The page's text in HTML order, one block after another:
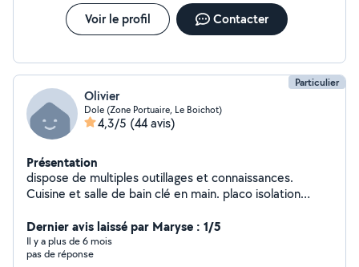
Voir le profil Contacter
Particulier
Olivier
Dole (Zone Portuaire, Le Boichot)
4,3/5 (44 avis)
Présentation
dispose de multiples outillages et connaissances.
Cuisine et salle de bain clé en main. placo isolation
cuisine et menuiserie ferronnerie arc et mig maçonnerie
plomberie électricité entretien espaces
verts...dépannage en tous genres..à faible coût..
Dernier avis laissé par Maryse : 1/5
Il y a plus de 6 mois
pas de réponse